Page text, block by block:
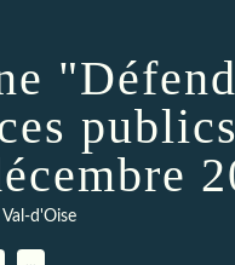
Val-d'Oise